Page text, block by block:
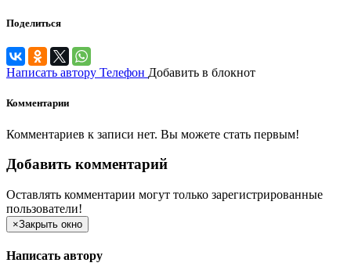
Поделиться
Написать автору Телефон Добавить в блокнот
Комментарии
Комментариев к записи нет. Вы можете стать первым!
Добавить комментарий
Оставлять комментарии могут только зарегистрированные
пользователи!
×Закрыть окно
Написать автору